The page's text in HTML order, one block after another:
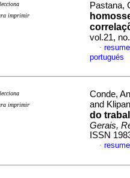
imprimir
Pastana,
vol.21,
·
portugués
imprimir
Conde,
and
do
Gerais,
ISSN
·